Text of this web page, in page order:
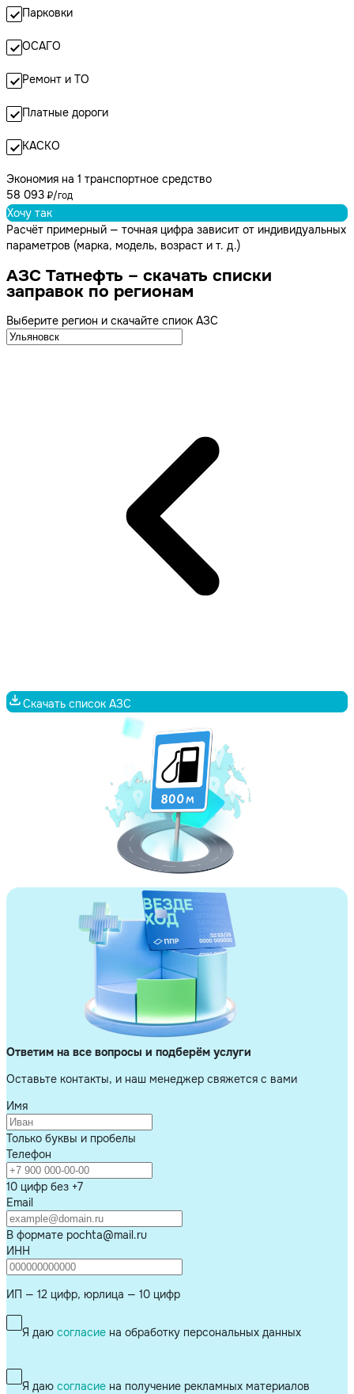
Парковки
ОСАГО
Ремонт и ТО
Платные дороги
КАСКО
Экономия на 1 транспортное средство
58 093 ₽/год
Хочу так
Расчёт примерный — точная цифра зависит от индивидуальных
параметров (марка, модель, возраст и т. д.)
АЗС Татнефть – скачать списки
заправок по регионам
Выберите регион и скачайте спиок АЗС
Скачать список АЗС
Ответим на все вопросы и подберём услуги
Оставьте контакты, и наш менеджер свяжется с вами
Имя
Только буквы и пробелы
Телефон
10 цифр без +7
Email
В формате pochta@mail.ru
ИНН
ИП — 12 цифр, юрлица — 10 цифр
Я даю согласие на обработку персональных данных
Я даю согласие на получение рекламных материалов